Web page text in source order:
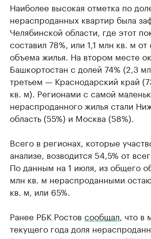
Наиболее высокая отметка по
нераспроданных квартир была
Челябинской области, где этот
составил 78%, или 1,1 млн кв. м
объема жилья. На втором месте
Башкортостан с долей 74% (2,3
третьем — Краснодарский край
кв. м). Регионами с самой
нераспроданного жилья стали
область (55%) и Москва (58%).
Всего в регионах, которые
анализе, возводится 54,5% от
По данным на 1 июля, из общего
млн кв. м нераспроданными
кв. м, или 65%.
Ранее РБК Ростов сообщал , что в
текущего года доля